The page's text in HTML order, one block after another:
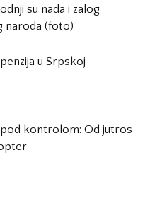
su nada i zalog
naroda (foto)
u Srpskoj
pod kontrolom: Od jutros